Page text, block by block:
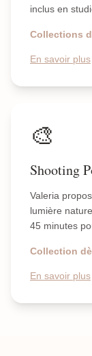
inclus en
Collections
En savoir plus
🎨
Shooting
Valeria
lumière
45 minutes
Collection
En savoir plus